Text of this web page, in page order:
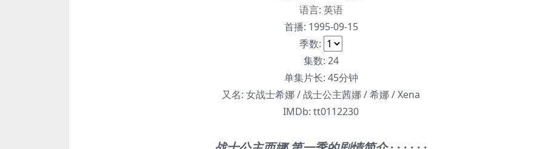
语言: 英语
首播: 1995-09-15
季数:
集数: 24
单集片长: 45分钟
又名: 女战士希娜 / 战士公主茜娜 / 希娜 / Xena
IMDb: tt0112230